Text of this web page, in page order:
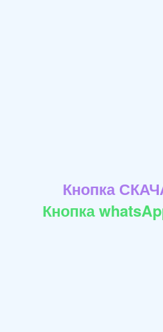
Кнопка
Кнопка